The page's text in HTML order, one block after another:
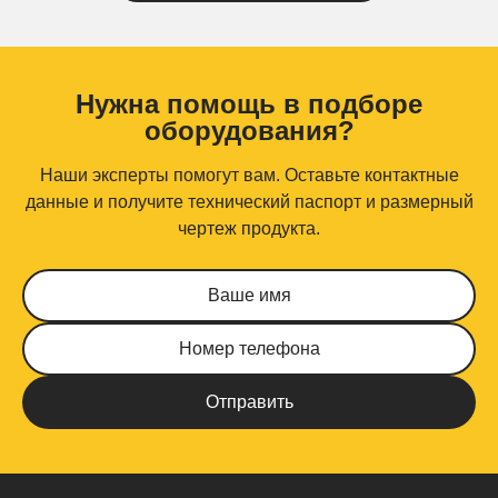
Нужна помощь в подборе
оборудования?
Наши эксперты помогут вам. Оставьте контактные
данные и получите технический паспорт и размерный
чертеж продукта.